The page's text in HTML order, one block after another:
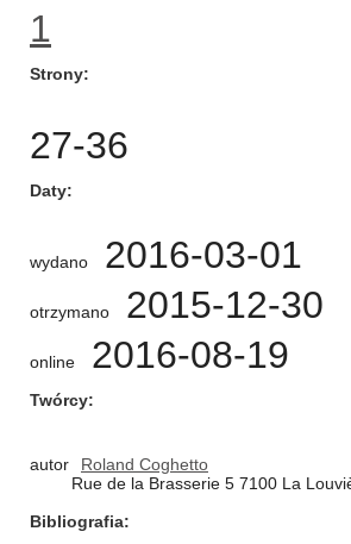
1
Strony
27-36
Daty
wydano 2016-03-01
otrzymano 2015-12-30
online 2016-08-19
Twórcy
autor
Roland Coghetto
Rue de la Brasserie 5 7100 La
Bibliografia